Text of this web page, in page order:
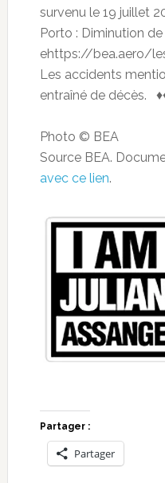
survenu le 19 juillet
Porto : Diminution
ehttps://bea.aero/
Les accidents
entraîné de décès.
Photo © BEA
Source BEA.
avec ce lien.
Partager :
Partager